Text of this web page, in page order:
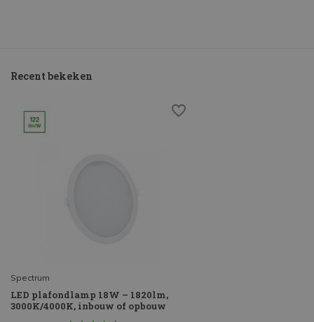
Recent bekeken
Spectrum
LED plafondlamp 18W – 1820lm,
3000K/4000K, inbouw of opbouw